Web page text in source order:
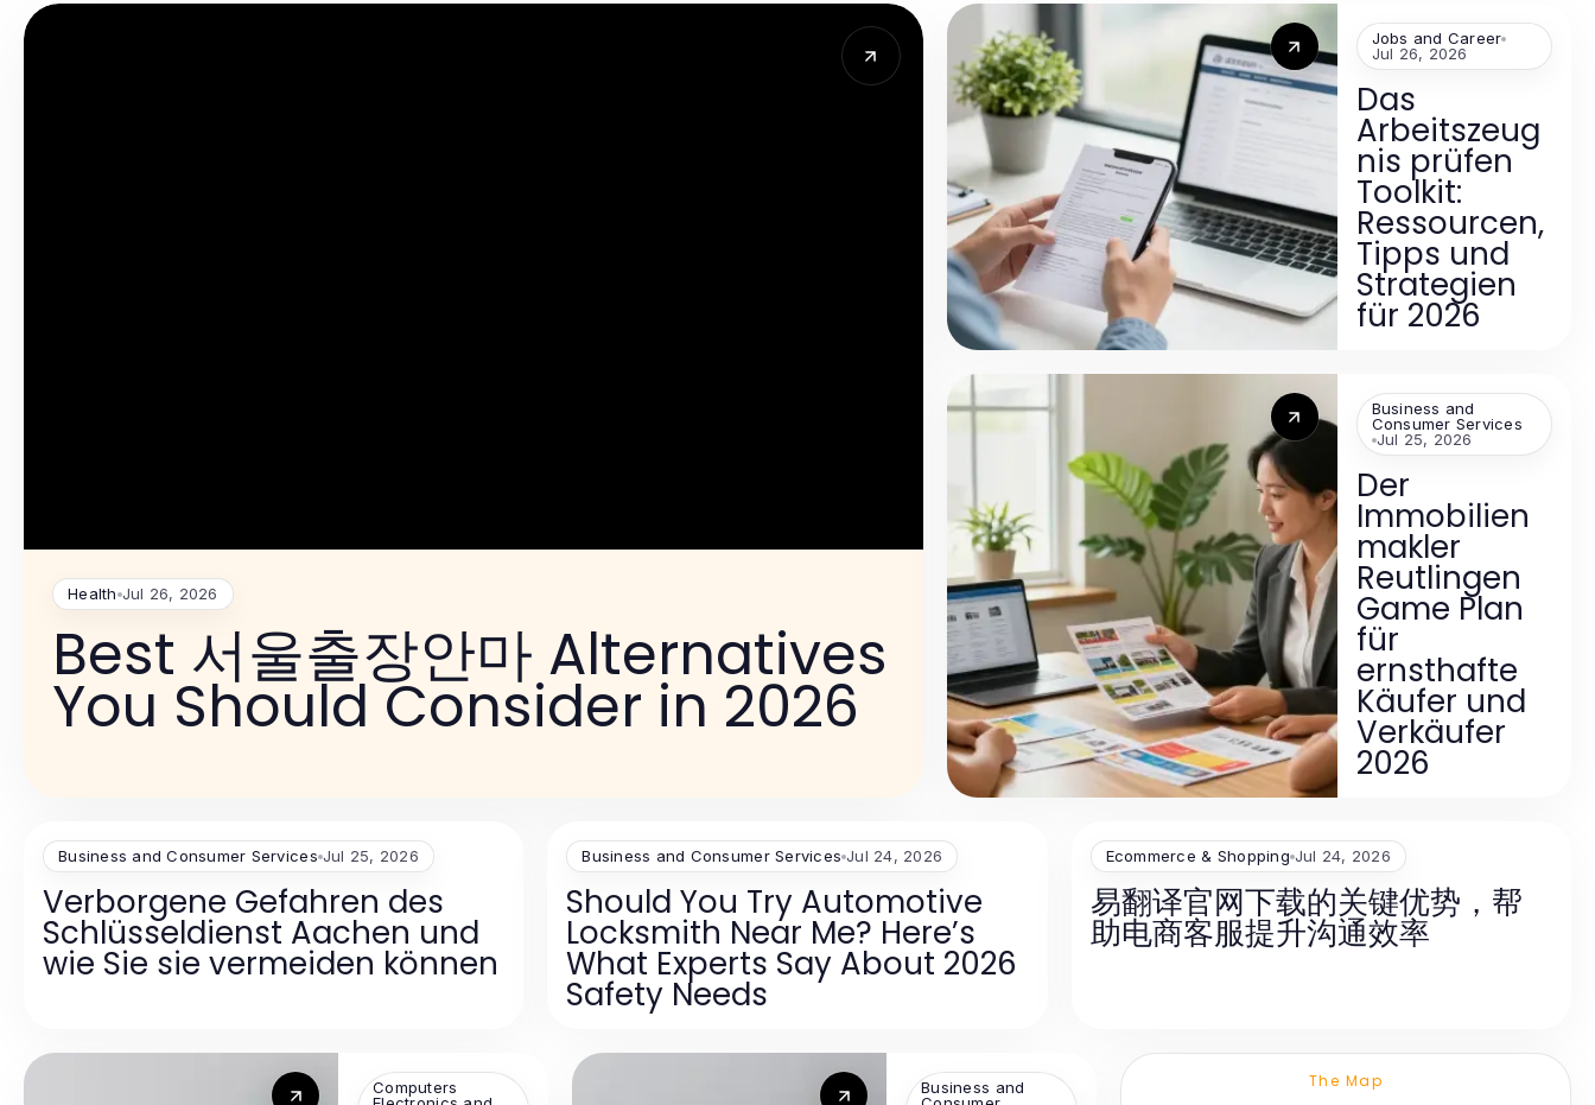
Health Jul 26, 2026
Best 서울출장안마 Alternatives
You Should Consider in 2026
Jobs and Career
Jul 26, 2026
Das
Arbeitszeug
nis prüfen
Toolkit:
Ressourcen,
Tipps und
Strategien
für 2026
Business and
Consumer Services
Jul 25, 2026
Der
Immobilien
makler
Reutlingen
Game Plan
für
ernsthafte
Käufer und
Verkäufer
2026
Business and Consumer Services Jul 25, 2026
Verborgene Gefahren des
Schlüsseldienst Aachen und
wie Sie sie vermeiden können
Business and Consumer Services Jul 24, 2026
Should You Try Automotive
Locksmith Near Me? Here’s
What Experts Say About 2026
Safety Needs
Ecommerce & Shopping Jul 24, 2026
易翻译官网下载的关键优势，帮
助电商客服提升沟通效率
Computers
Business and
The Map